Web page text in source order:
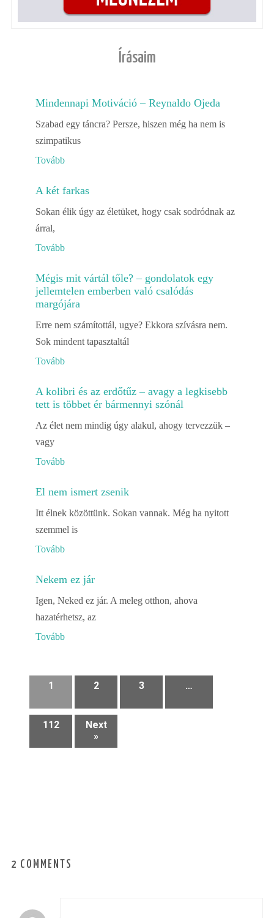
Írásaim
Mindennapi Motiváció – Reynaldo Ojeda
Szabad egy táncra? Persze, hiszen még ha nem is
szimpatikus
Tovább
A két farkas
Sokan élik úgy az életüket, hogy csak sodródnak az
árral,
Tovább
Mégis mit vártál tőle? – gondolatok egy
jellemtelen emberben való csalódás
margójára
Erre nem számítottál, ugye? Ekkora szívásra nem.
Sok mindent tapasztaltál
Tovább
A kolibri és az erdőtűz – avagy a legkisebb
tett is többet ér bármennyi szónál
Az élet nem mindig úgy alakul, ahogy tervezzük –
vagy
Tovább
El nem ismert zsenik
Itt élnek közöttünk. Sokan vannak. Még ha nyitott
szemmel is
Tovább
Nekem ez jár
Igen, Neked ez jár. A meleg otthon, ahova
hazatérhetsz, az
Tovább
1 2 3 …
112
Next
»
2 COMMENTS